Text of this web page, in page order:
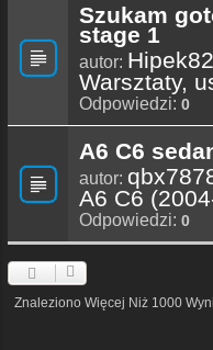
Szukam
stage 1
autor: Hipek82
Warsztaty,
Odpowiedzi: 0
A6 C6
autor:
A6 C6
Odpowiedzi: 0
Znaleziono Więcej Niż 1000